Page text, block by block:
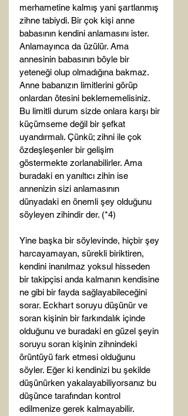
merhametine kalmış yani şartlanmış
zihne tabiydi. Bir çok kişi anne
babasının kendini anlamasını ister.
Anlamayınca da üzülür. Ama
annesinin babasının böyle bir
yeteneği olup olmadığına bakmaz.
Anne babanızın limitlerini görüp
onlardan ötesini beklememelisiniz.
Bu limitli durum sizde onlara karşı bir
küçümseme değil bir şefkat
uyandırmalı. Çünkü; zihni ile çok
özdeşleşenler bir gelişim
göstermekte zorlanabilirler. Ama
buradaki en yanıltıcı zihin ise
annenizin sizi anlamasının
dünyadaki en önemli şey olduğunu
söyleyen zihindir der. (*4)
Yine başka bir söylevinde, hiçbir şey
harcayamayan, sürekli biriktiren,
kendini inanılmaz yoksul hisseden
bir takipçisi anda kalmanın kendisine
ne gibi bir fayda sağlayabileceğini
sorar. Eckhart soruyu düşünür ve
soran kişinin bir farkındalık içinde
olduğunu ve buradaki en güzel şeyin
soruyu soran kişinin zihnindeki
örüntüyü fark etmesi olduğunu
söyler. Eğer ki kendinizi bu şekilde
düşünürken yakalayabiliyorsanız bu
düşünce tarafından kontrol
edilmenize gerek kalmayabilir.